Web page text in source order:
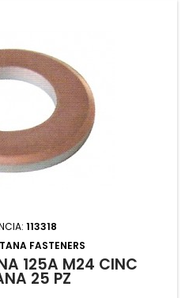
113318
FASTENERS
125A M24 CINC
25 PZ